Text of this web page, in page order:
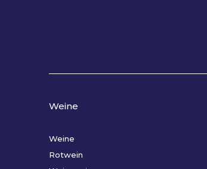
Weine
Weine
Rotwein